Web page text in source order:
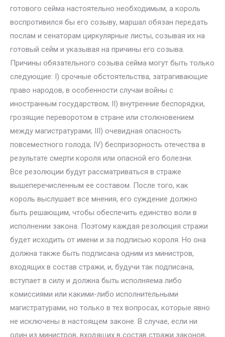
готового сейма настоятельно необходимым, а король
воспротивился бы его созыву, маршал обязан передать
послам и сенаторам циркулярные листы, созывая их на
готовый сейм и указывая на причины его созыва.
Причины обязательного созыва сейма могут быть только
следующие: I) срочные обстоятельства, затрагивающие
право народов, в особенности случаи войны с
иностранным государством; II) внутренние беспорядки,
грозящие переворотом в стране или столкновением
между магистратурами; III) очевидная опасность
повсеместного голода; IV) беспризорность отечества в
результате смерти короля или опасной его болезни.
Все резолюции будут рассматриваться в страже
вышеперечисленным ее составом. После того, как
король выслушает все мнения, его суждение должно
быть решающим, чтобы обеспечить единство воли в
исполнении закона. Поэтому каждая резолюция стражи
будет исходить от имени и за подписью короля. Но она
должна также быть подписана одним из министров,
входящих в состав стражи, и, будучи так подписана,
вступает в силу и должна быть исполняема либо
комиссиями или какими-либо исполнительными
магистратурами, но только в тех вопросах, которые явно
не исключены в настоящем законе. В случае, если ни
один из министров, входящих в состав стражи законов,